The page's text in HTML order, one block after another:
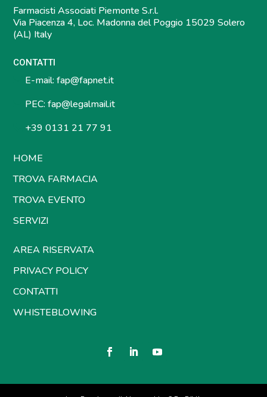
Farmacisti Associati Piemonte S.r.l.
Via Piacenza 4, Loc. Madonna del Poggio 15029 Solero
(AL) Italy
CONTATTI
E-mail: fap@fapnet.it
PEC: fap@legalmail.it
+39 0131 21 77 91
HOME
TROVA FARMACIA
TROVA EVENTO
SERVIZI
AREA RISERVATA
PRIVACY POLICY
CONTATTI
WHISTEBLOWING